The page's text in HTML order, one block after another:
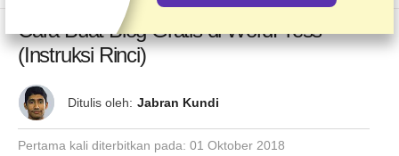
Cara Buat Blog Gratis di WordPress
(Instruksi Rinci)
Ditulis oleh: Jabran Kundi
Pertama kali diterbitkan pada: 01 Oktober 2018